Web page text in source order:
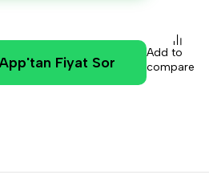
Fiyat Sor
Add to
compare